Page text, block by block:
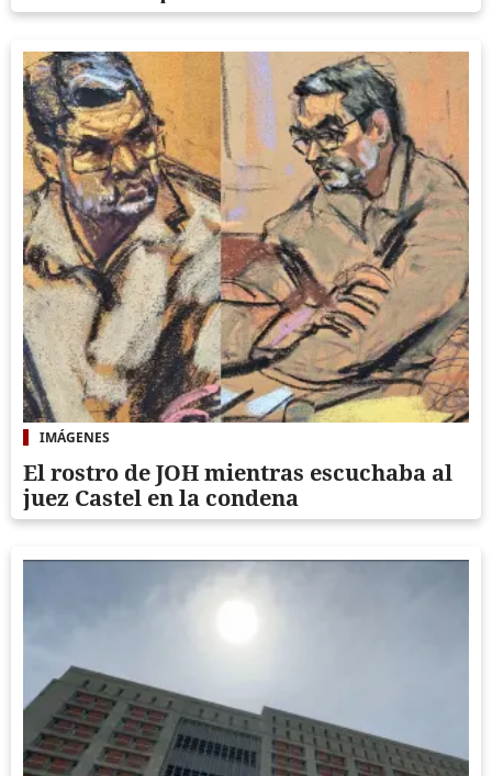
IMÁGENES
El rostro de JOH mientras escuchaba al
juez Castel en la condena